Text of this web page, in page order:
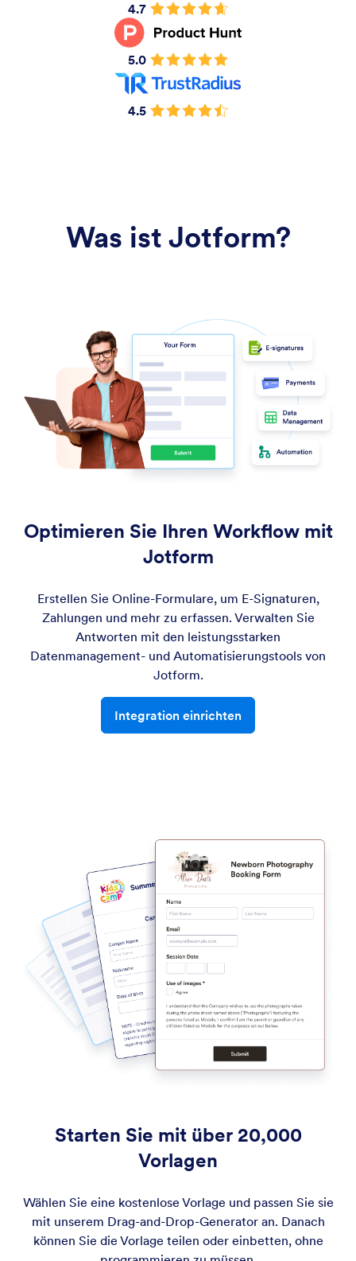
4.7
5.0
4.5
Was ist Jotform?
Optimieren Sie Ihren Workflow mit
Jotform
Erstellen Sie Online-Formulare, um E-Signaturen,
Zahlungen und mehr zu erfassen. Verwalten Sie
Antworten mit den leistungsstarken
Datenmanagement- und Automatisierungstools von
Jotform.
Integration einrichten
Starten Sie mit über 20,000
Vorlagen
Wählen Sie eine kostenlose Vorlage und passen Sie sie
mit unserem Drag-and-Drop-Generator an. Danach
können Sie die Vorlage teilen oder einbetten, ohne